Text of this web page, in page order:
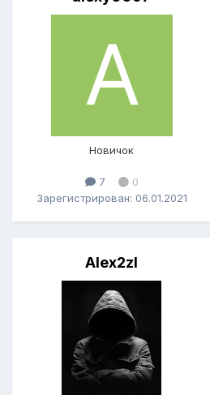
Новичок
7
0
Зарегистрирован: 06.01.2021
Alex2zl